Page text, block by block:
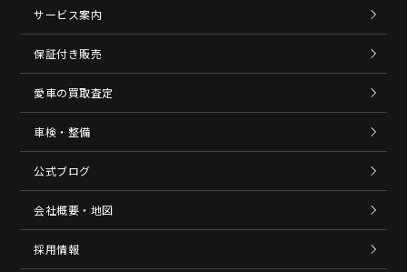
サービス案内
保証付き販売
愛車の買取査定
車検・整備
公式ブログ
会社概要・地図
採用情報